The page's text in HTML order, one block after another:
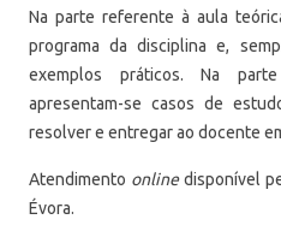
Na parte referente à aula
programa da disciplina e,
exemplos práticos. Na
apresentam-se casos de
resolver e entregar ao docente
Atendimento onlinedisponível
Évora.